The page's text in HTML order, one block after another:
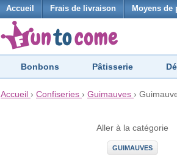
Accueil Frais de livraison Moyens de
Bonbons Pâtisserie
Accueil › Confiseries › Guimauves ›
Aller à la catégorie
GUIMAUVES